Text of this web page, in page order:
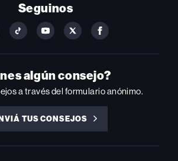
Seguinos
FOLLOW
ON
YOUTUBE
FOLLOW
ON
YOUTUBE
FOLLOW
ON
FOLLOW
ON
FACEBOOK
algún consejo?
a través del formulario anónimo.
TUS CONSEJOS